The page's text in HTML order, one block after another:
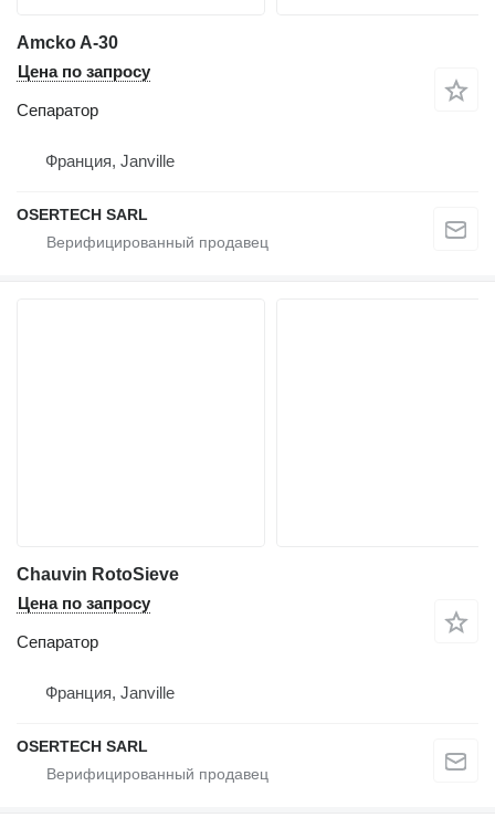
Amcko A-30
Цена по запросу
Сепаратор
Франция, Janville
OSERTECH SARL
Chauvin RotoSieve
Цена по запросу
Сепаратор
Франция, Janville
OSERTECH SARL